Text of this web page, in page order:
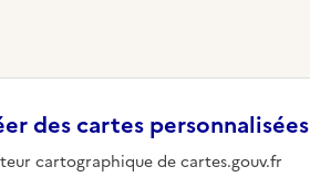
des cartes personnalisées
cartographique de cartes.gouv.fr